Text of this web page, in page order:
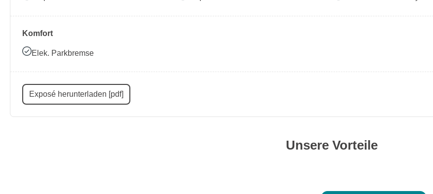
Komfort
Elek. Parkbremse
Exposé herunterladen [pdf]
Unsere Vorteile